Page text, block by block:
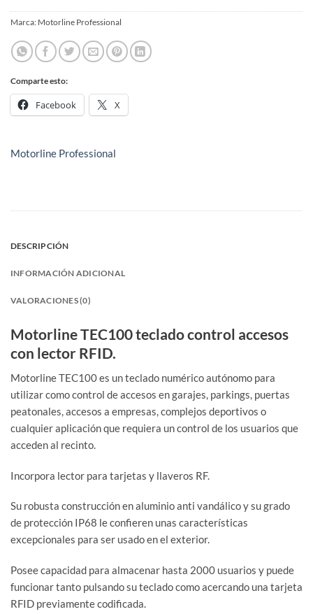
Marca: Motorline Professional
Comparte esto:
Facebook X
Motorline Professional
DESCRIPCIÓN
INFORMACIÓN ADICIONAL
VALORACIONES (0)
Motorline TEC100 teclado control accesos
con lector RFID.
Motorline TEC100 es un teclado numérico autónomo para
utilizar como control de accesos en garajes, parkings, puertas
peatonales, accesos a empresas, complejos deportivos o
cualquier aplicación que requiera un control de los usuarios que
acceden al recinto.
Incorpora lector para tarjetas y llaveros RF.
Su robusta construcción en aluminio anti vandálico y su grado
de protección IP68 le confieren unas características
excepcionales para ser usado en el exterior.
Posee capacidad para almacenar hasta 2000 usuarios y puede
funcionar tanto pulsando su teclado como acercando una tarjeta
RFID previamente codificada.